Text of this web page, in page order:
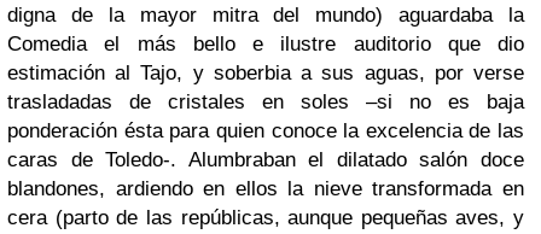
digna de la mayor mitra del mundo) aguardaba la
Comedia el más bello e ilustre auditorio que dio
estimación al Tajo, y soberbia a sus aguas, por verse
trasladadas de cristales en soles –si no es baja
ponderación ésta para quien conoce la excelencia de las
caras de Toledo-. Alumbraban el dilatado salón doce
blandones, ardiendo en ellos la nieve transformada en
cera (parto de las repúblicas, aunque pequeñas aves, y